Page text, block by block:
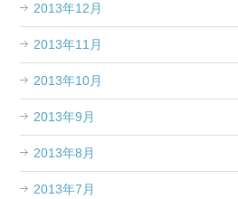
2013年12月
2013年11月
2013年10月
2013年9月
2013年8月
2013年7月